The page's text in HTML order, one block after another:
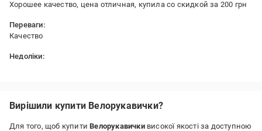
Хорошее качество, цена отличная, купила со скидкой за 200 грн
Переваги:
Качество
Недоліки:
Вирішили купити Велорукавички?
Для того, щоб купитиВелорукавички високої якості за доступною